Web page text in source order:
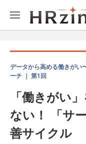
データから高める働きがい
ーチ ｜ 第1回
「働きがい
ない！ 「サ
善サイクル